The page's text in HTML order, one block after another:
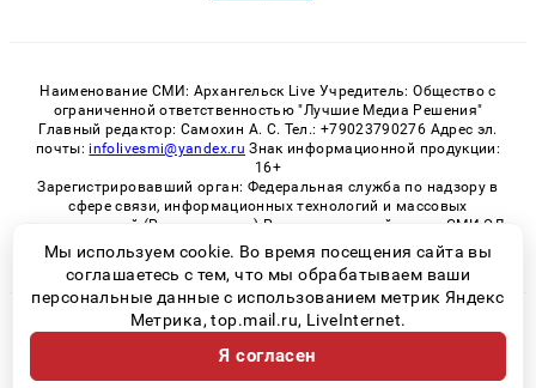
Наименование СМИ: Архангельск Live Учредитель: Общество с
ограниченной ответственностью "Лучшие Медиа Решения"
Главный редактор: Самохин А. С. Тел.: +79023790276 Адрес эл.
почты: infolivesmi@yandex.ru Знак информационной продукции:
16+
Зарегистрировавший орган: Федеральная служба по надзору в
сфере связи, информационных технологий и массовых
коммуникаций (Роскомнадзор) Регистрационный номер СМИ ЭЛ
№ ФС 77 - 82533 от 21.01.2022
© 2026 «Архангельск Live» | Все права защищены
Возрастная категория сайта 16+
Политика конфиденциальности
Мы используем cookie. Во время посещения сайта вы
соглашаетесь с тем, что мы обрабатываем ваши
персональные данные с использованием метрик Яндекс
Метрика, top.mail.ru, LiveInternet.
Я согласен